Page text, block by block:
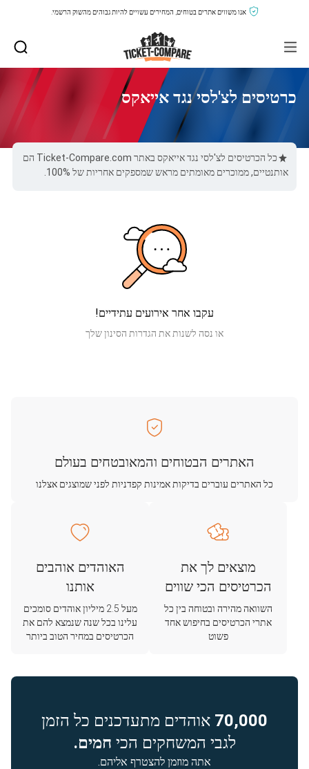
אנו משווים אתרים בטוחים, המחירים עשויים להיות גבוהים מהשוק הרשמי.
כרטיסים לצ'לסי נגד אייאקס
כל הכרטיסים לצ'לסי נגד אייאקס באתר Ticket-Compare.com הם
אותנטיים, ממוכרים מאומתים מראש שמספקים אחריות של 100%.
עקבו אחר אירועים עתידיים!
או נסה לשנות את הגדרות הסינון שלך
האתרים הבטוחים והמאובטחים בעולם
כל האתרים עוברים בדיקות אמינות קפדניות לפני שמוצגים אצלנו
מוצאים לך את
הכרטיסים הכי שווים
השוואה מהירה ובטוחה בין כל
אתרי הכרטיסים בחיפוש אחד
פשוט
האוהדים אוהבים
אותנו
מעל 2.5 מיליון אוהדים סומכים
עלינו בכל שנה שנמצא להם את
הכרטיסים במחיר הטוב ביותר
70,000 אוהדים מתעדכנים כל הזמן
לגבי המשחקים הכי חמים.
אתה מוזמן להצטרף אליהם.